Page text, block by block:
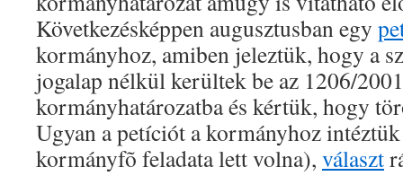
Következésképpen augusztusban egy
kormányhoz, amiben jeleztük, hogy a
jogalap nélkül kerültek be az 1206/
kormányhatározatba és kértük, hogy
Ugyan a petíciót a kormányhoz
kormányfõ feladata lett volna), választ